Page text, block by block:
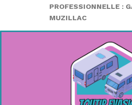
PROFESSIONNELLE :
MUZILLAC